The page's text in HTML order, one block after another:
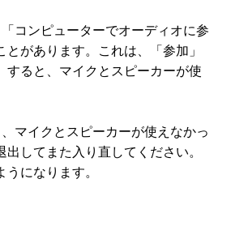
コンピューターでオーディオに参
があります。これは、「参加」
すると、マイクとスピーカーが使
マイクとスピーカーが使えなかっ
してまた入り直してください。
になります。